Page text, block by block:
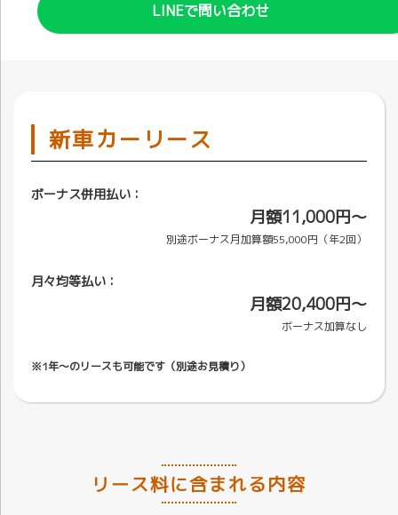
LINEで問い合わせ
新車カーリース
ボーナス併用払い：
月額11,000円〜
別途ボーナス月加算額55,000円（年2回）
月々均等払い：
月額20,400円〜
ボーナス加算なし
※1年～のリースも可能です（別途お見積り）
リース料に含まれる内容